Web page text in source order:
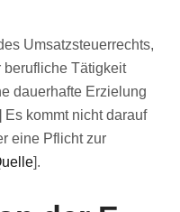
Umsatzsteuerrechts,
Tätigkeit
dauerhafte Erzielung
kommt nicht darauf
eine Pflicht zur
].